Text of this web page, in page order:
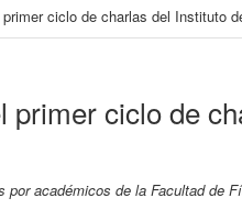
ciclo de charlas del Instituto
primer ciclo de
por académicos de la Facultad de